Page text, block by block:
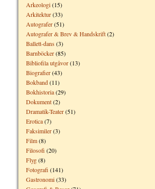
Arkeologi(15)
Arkitektur(33)
Autografer(51)
Autografer & Brev & Handskrift(2)
Ballett-dans (3)
Barnböcker(85)
Bibliofila utgåvor(13)
Biografier(43)
Bokband(11)
Bokhistoria(29)
Dokument(2)
Dramatik-Teater(51)
Erotica(7)
Faksimiler(3)
Film(8)
Filosofi (20)
Flyg(8)
Fotografi (141)
Gastronomi(33)